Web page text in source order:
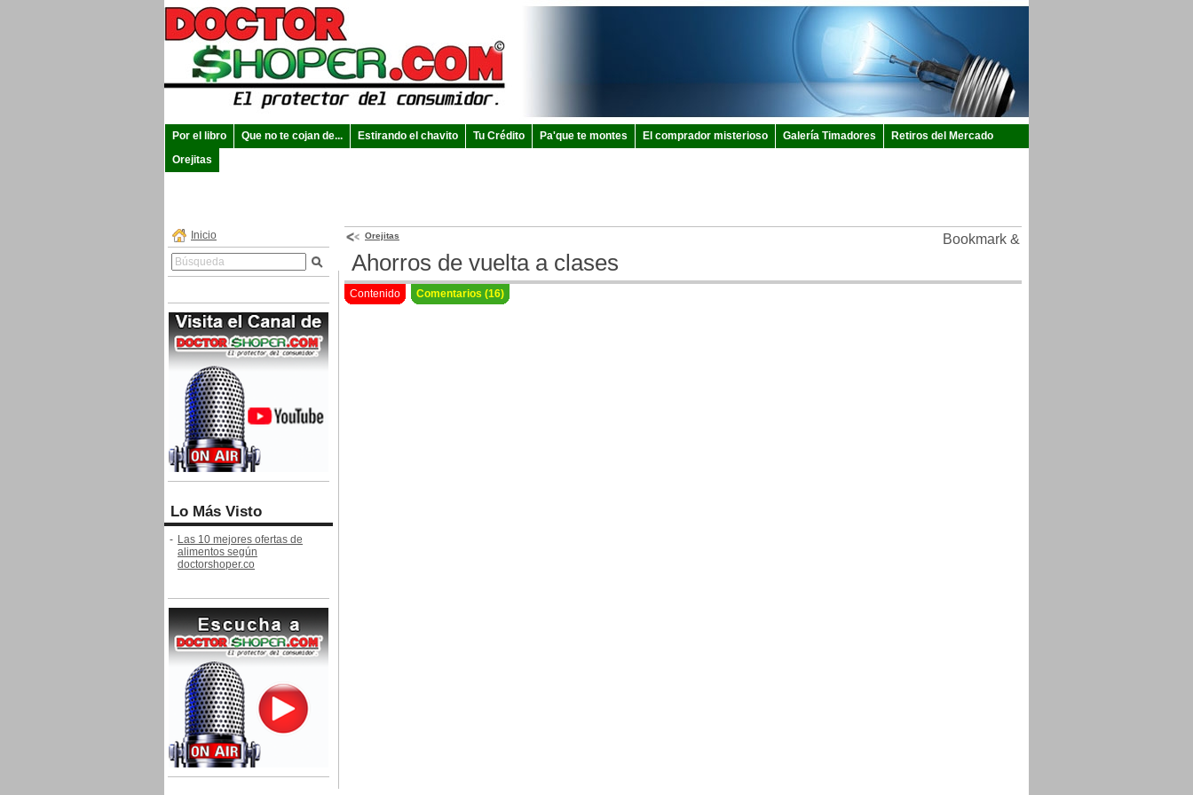
Por el libro Que no te cojan de... Estirando el chavito Tu Crédito Pa'que te montes El comprador misterioso Galería Timadores
Retiros del Mercado
Orejitas
Inicio
Lo Más Visto
- Las 10 mejores ofertas de
alimentos según
doctorshoper.co
Orejitas
Ahorros de vuelta a clases
Contenido Comentarios (16)